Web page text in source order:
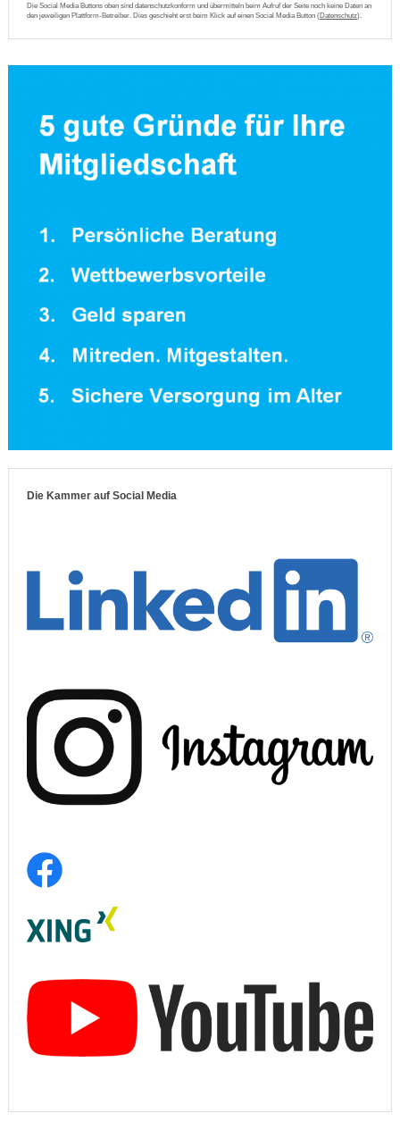
Die Social Media Buttons oben sind datenschutzkonform und übermitteln beim Aufruf der Seite noch keine Daten an
den jeweiligen Plattform-Betreiber. Dies geschieht erst beim Klick auf einen Social Media Button (Datenschutz).
Die Kammer auf Social Media